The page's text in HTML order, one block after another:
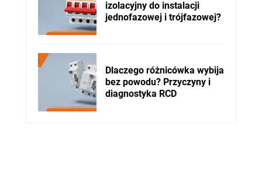
izolacyjny do instalacji
jednofazowej i trójfazowej?
Dlaczego różnicówka wybija
bez powodu? Przyczyny i
diagnostyka RCD